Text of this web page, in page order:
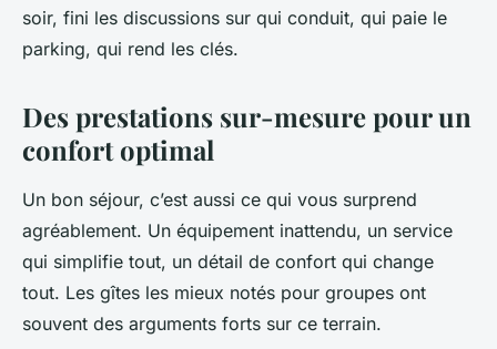
soir, fini les discussions sur qui conduit, qui paie le
parking, qui rend les clés.
Des prestations sur-mesure pour un
confort optimal
Un bon séjour, c’est aussi ce qui vous surprend
agréablement. Un équipement inattendu, un service
qui simplifie tout, un détail de confort qui change
tout. Les gîtes les mieux notés pour groupes ont
souvent des arguments forts sur ce terrain.